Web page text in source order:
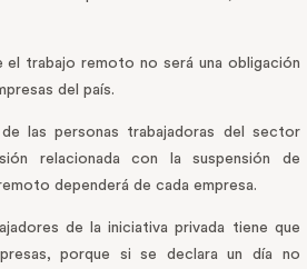
el trabajo remoto no será una obligación
del país.
las personas trabajadoras del sector
relacionada con la suspensión de
dependerá de cada empresa.
de la iniciativa privada tiene que
porque si se declara un día no